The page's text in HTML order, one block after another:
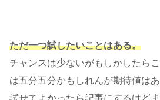
ただ一つ試したいことはある。
チャンスは少ないがもしかしたら
は五分五分かもしれんが期待値はあ